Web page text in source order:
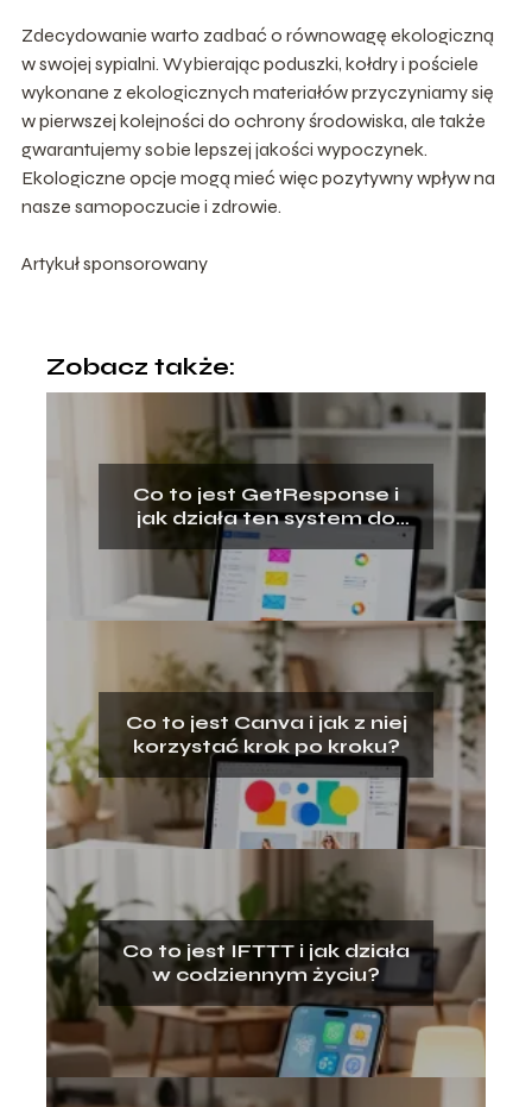
Zdecydowanie warto zadbać o równowagę ekologiczną
w swojej sypialni. Wybierając poduszki, kołdry i pościele
wykonane z ekologicznych materiałów przyczyniamy się
w pierwszej kolejności do ochrony środowiska, ale także
gwarantujemy sobie lepszej jakości wypoczynek.
Ekologiczne opcje mogą mieć więc pozytywny wpływ na
nasze samopoczucie i zdrowie.
Artykuł sponsorowany
Zobacz także:
Co to jest GetResponse i
jak działa ten system do
e‑mail marketingu?
Co to jest Canva i jak z niej
korzystać krok po kroku?
Co to jest IFTTT i jak działa
w codziennym życiu?